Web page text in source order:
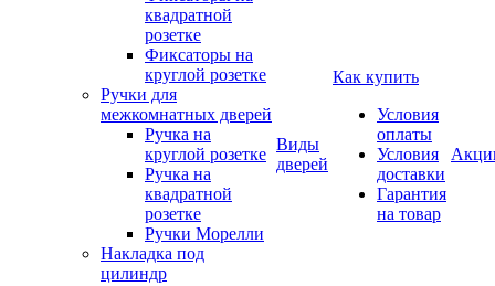
квадратной
розетке
Фиксаторы на
круглой розетке
Ручки для
межкомнатных дверей
Ручка на
круглой розетке
Ручка на
квадратной
розетке
Ручки Морелли
Накладка под
цилиндр
Виды
дверей
Как купить
Условия
оплаты
Условия
доставки
Гарантия
на товар